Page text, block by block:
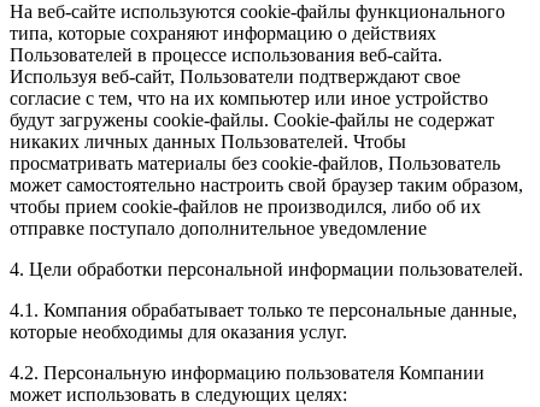
На веб-сайте используются cookie-файлы функционального
типа, которые сохраняют информацию о действиях
Пользователей в процессе использования веб-сайта.
Используя веб-сайт, Пользователи подтверждают свое
согласие с тем, что на их компьютер или иное устройство
будут загружены cookie-файлы. Cookie-файлы не содержат
никаких личных данных Пользователей. Чтобы
просматривать материалы без cookie-файлов, Пользователь
может самостоятельно настроить свой браузер таким образом,
чтобы прием cookie-файлов не производился, либо об их
отправке поступало дополнительное уведомление
4. Цели обработки персональной информации пользователей.
4.1. Компания обрабатывает только те персональные данные,
которые необходимы для оказания услуг.
4.2. Персональную информацию пользователя Компании
может использовать в следующих целях: